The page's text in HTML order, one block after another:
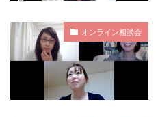
オンライン相談会